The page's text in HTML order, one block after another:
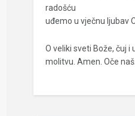
radošću
uđemo u vječnu ljubav
O veliki sveti Bože, čuj i
molitvu. Amen. Oče naš…